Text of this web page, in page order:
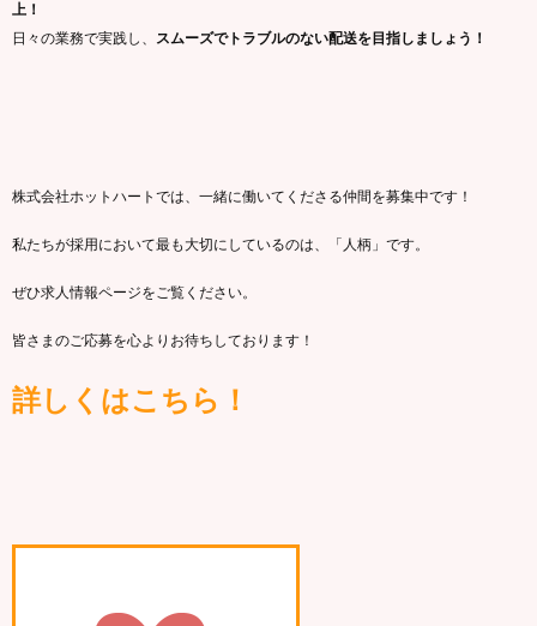
上！
日々の業務で実践し、 スムーズでトラブルのない配送を目指しましょう！
株式会社ホットハートでは、一緒に働いてくださる仲間を募集中です！
私たちが採用において最も大切にしているのは、「人柄」です。
ぜひ求人情報ページをご覧ください。
皆さまのご応募を心よりお待ちしております！
詳しくはこちら！